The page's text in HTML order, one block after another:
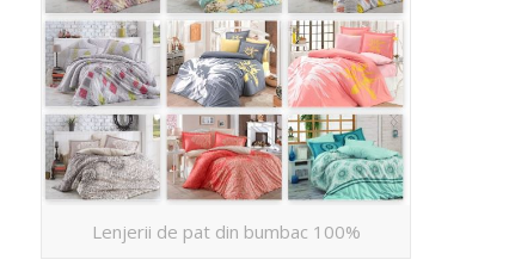
Lenjerii de pat din bumbac 100%